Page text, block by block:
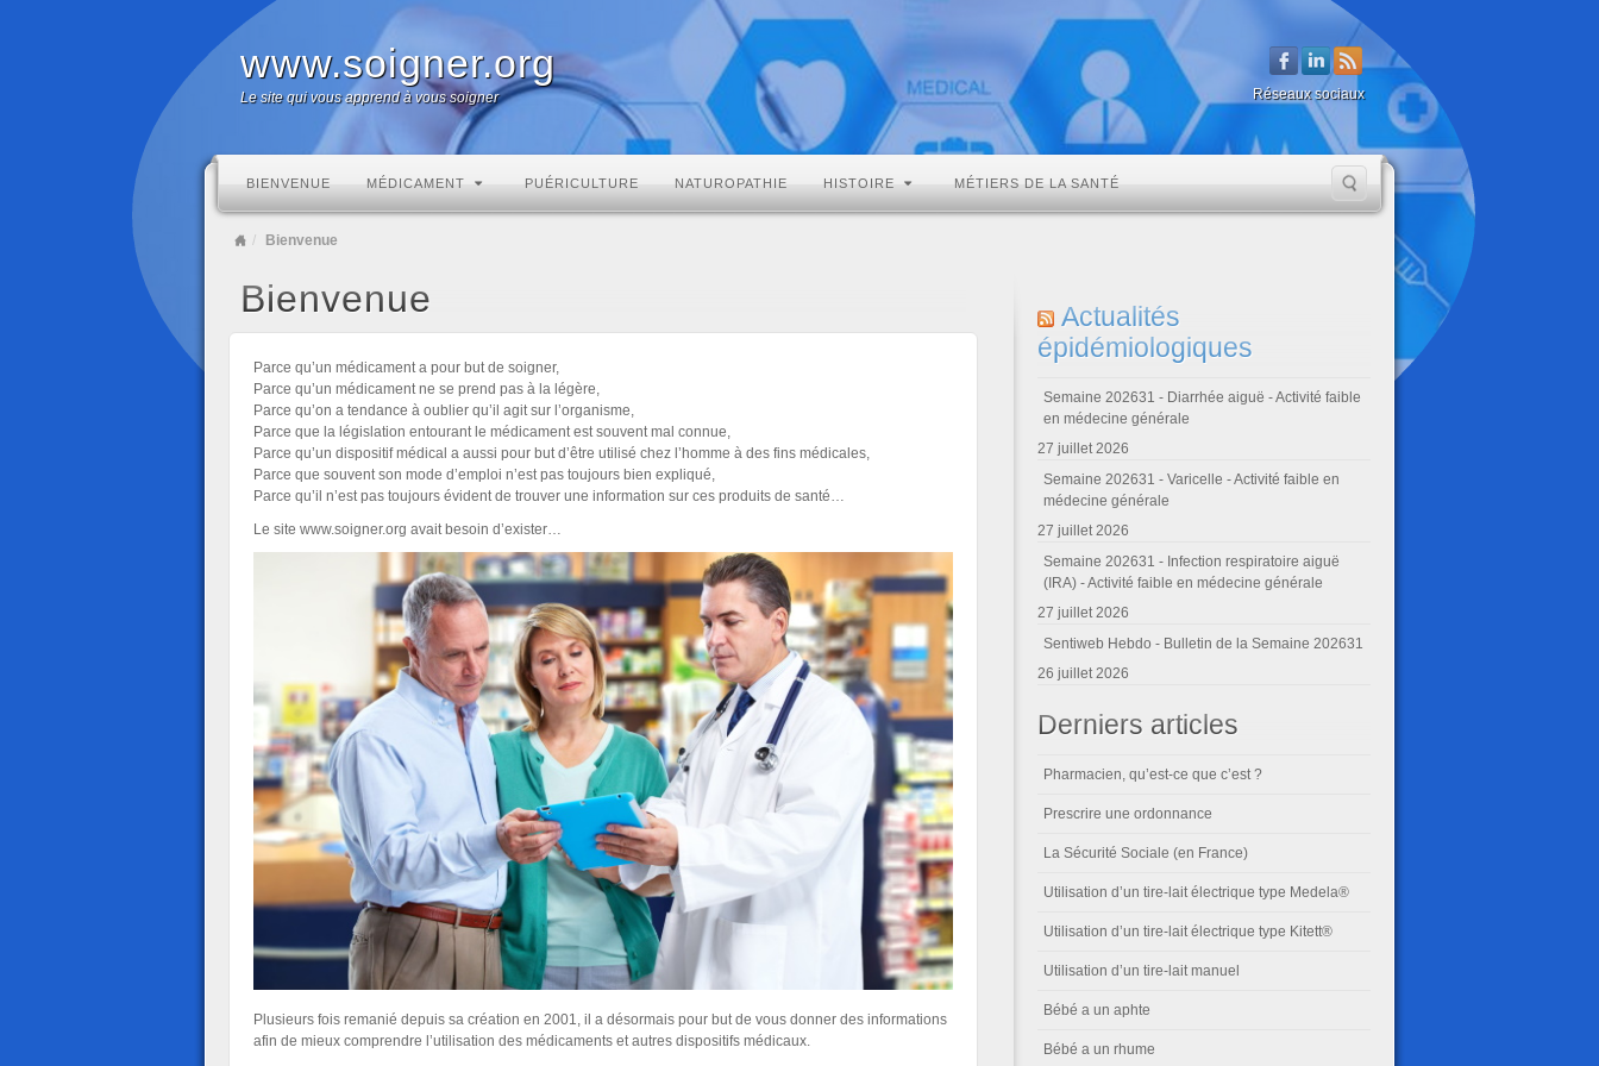
www.soigner.org
Le site qui vous apprend à vous soigner Réseaux sociaux
BIENVENUE MÉDICAMENT PUÉRICULTURE NATUROPATHIE HISTOIRE MÉTIERS DE LA SANTÉ
Bienvenue
Bienvenue
Parce qu’un médicament a pour but de soigner,
Parce qu’un médicament ne se prend pas à la légère,
Parce qu’on a tendance à oublier qu’il agit sur l’organisme,
Parce que la législation entourant le médicament est souvent mal connue,
Parce qu’un dispositif médical a aussi pour but d’être utilisé chez l’homme à des fins médicales,
Parce que souvent son mode d’emploi n’est pas toujours bien expliqué,
Parce qu’il n’est pas toujours évident de trouver une information sur ces produits de santé…
Le site www.soigner.org avait besoin d’exister…
Plusieurs fois remanié depuis sa création en 2001, il a désormais pour but de vous donner des informations
afin de mieux comprendre l’utilisation des médicaments et autres dispositifs médicaux.
Actualités
épidémiologiques
Semaine 202631 - Diarrhée aiguë - Activité faible
en médecine générale
27 juillet 2026
Semaine 202631 - Varicelle - Activité faible en
médecine générale
27 juillet 2026
Semaine 202631 - Infection respiratoire aiguë
(IRA) - Activité faible en médecine générale
27 juillet 2026
Sentiweb Hebdo - Bulletin de la Semaine 202631
26 juillet 2026
Derniers articles
Pharmacien, qu’est-ce que c’est ?
Prescrire une ordonnance
La Sécurité Sociale (en France)
Utilisation d’un tire-lait électrique type Medela®
Utilisation d’un tire-lait électrique type Kitett®
Utilisation d’un tire-lait manuel
Bébé a un aphte
Bébé a un rhume